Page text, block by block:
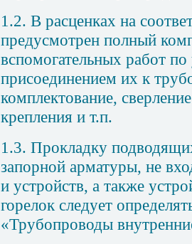
1.2. В расценках на
предусмотрен полный
вспомогательных работ
присоединением их к
комплектование,
крепления и т.п.
1.3. Прокладку
запорной арматуры, не
и устройств, а также
горелок следует
«Трубопроводы